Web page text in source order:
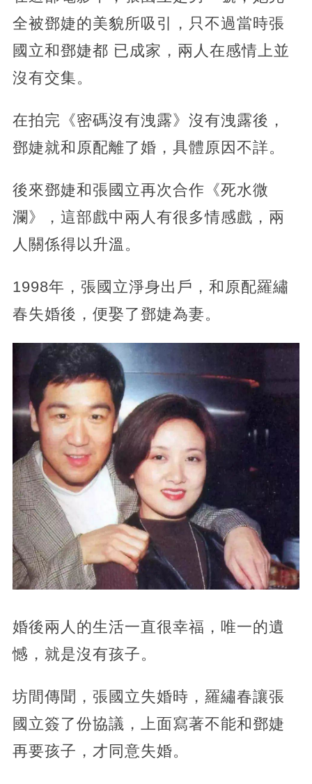
全被鄧婕的美貌所吸引，只不過當時張
國立和鄧婕都 已成家，兩人在感情上並
沒有交集。
在拍完《密碼沒有洩露》沒有洩露後，
鄧婕就和原配離了婚，具體原因不詳。
後來鄧婕和張國立再次合作《死水微
瀾》，這部戲中兩人有很多情感戲，兩
人關係得以升溫。
1998年，張國立淨身出戶，和原配羅繡
春失婚後，便娶了鄧婕為妻。
婚後兩人的生活一直很幸福，唯一的遺
憾，就是沒有孩子。
坊間傳聞，張國立失婚時，羅繡春讓張
國立簽了份協議，上面寫著不能和鄧婕
再要孩子，才同意失婚。